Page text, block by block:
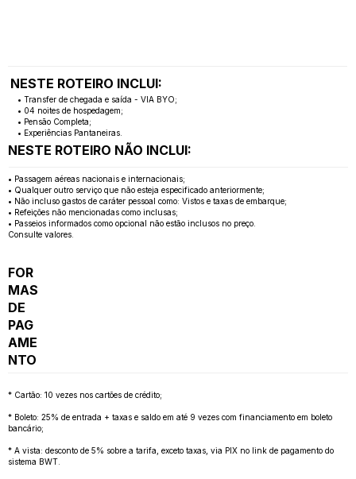
NESTE ROTEIRO INCLUI:
• Transfer de chegada e saída - VIA BYO;
• 04 noites de hospedagem;
• Pensão Completa;
• Experiências Pantaneiras.
NESTE ROTEIRO NÃO INCLUI:
• Passagem aéreas nacionais e internacionais;
• Qualquer outro serviço que não esteja especificado anteriormente;
• Não incluso gastos de caráter pessoal como: Vistos e taxas de embarque;
• Refeições não mencionadas como inclusas;
• Passeios informados como opcional não estão inclusos no preço.
Consulte valores.
FOR
MAS
DE
PAG
AME
NTO
* Cartão: 10 vezes nos cartões de crédito;
* Boleto: 25% de entrada + taxas e saldo em até 9 vezes com financiamento em boleto
bancário;
* A vista: desconto de 5% sobre a tarifa, exceto taxas, via PIX no link de pagamento do
sistema BWT.